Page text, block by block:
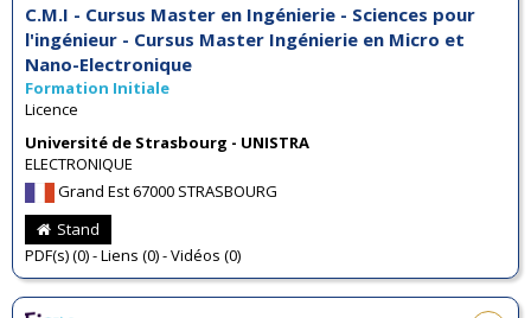
C.M.I - Cursus Master en Ingénierie - Sciences pour
l'ingénieur - Cursus Master Ingénierie en Micro et
Nano-Electronique
Formation Initiale
Licence
Université de Strasbourg - UNISTRA
ELECTRONIQUE
Grand Est 67000 STRASBOURG
Stand
PDF(s) (0) - Liens (0) - Vidéos (0)